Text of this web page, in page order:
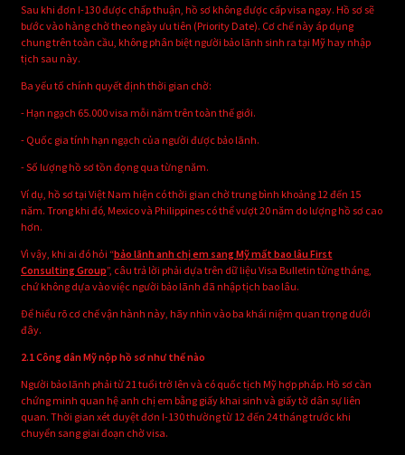
Sau khi đơn I-130 được chấp thuận, hồ sơ không được cấp visa ngay. Hồ sơ sẽ
bước vào hàng chờ theo ngày ưu tiên (Priority Date). Cơ chế này áp dụng
chung trên toàn cầu, không phân biệt người bảo lãnh sinh ra tại Mỹ hay nhập
tịch sau này.
Ba yếu tố chính quyết định thời gian chờ:
- Hạn ngạch 65.000 visa mỗi năm trên toàn thế giới.
- Quốc gia tính hạn ngạch của người được bảo lãnh.
- Số lượng hồ sơ tồn đọng qua từng năm.
Ví dụ, hồ sơ tại Việt Nam hiện có thời gian chờ trung bình khoảng 12 đến 15
năm. Trong khi đó, Mexico và Philippines có thể vượt 20 năm do lượng hồ sơ cao
hơn.
Vì vậy, khi ai đó hỏi “bảo lãnh anh chị em sang Mỹ mất bao lâu First
Consulting Group”, câu trả lời phải dựa trên dữ liệu Visa Bulletin từng tháng,
chứ không dựa vào việc người bảo lãnh đã nhập tịch bao lâu.
Để hiểu rõ cơ chế vận hành này, hãy nhìn vào ba khái niệm quan trọng dưới
đây.
2.1 Công dân Mỹ nộp hồ sơ như thế nào
Người bảo lãnh phải từ 21 tuổi trở lên và có quốc tịch Mỹ hợp pháp. Hồ sơ cần
chứng minh quan hệ anh chị em bằng giấy khai sinh và giấy tờ dân sự liên
quan. Thời gian xét duyệt đơn I-130 thường từ 12 đến 24 tháng trước khi
chuyển sang giai đoạn chờ visa.